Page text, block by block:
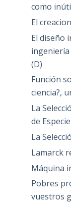
como
El
El diseño
ingeniería
(D)
Función
ciencia?,
La
de Especie
La
Lamarck
Máquina
Pobres
vuestros